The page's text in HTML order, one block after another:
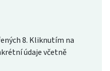
8. Kliknutím na
údaje včetně